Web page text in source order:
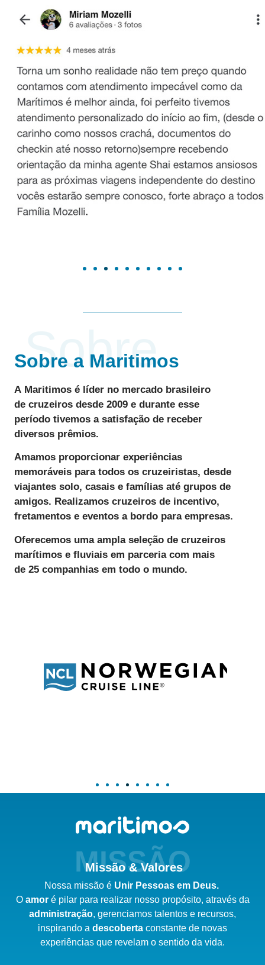
Sobre
Sobre a Maritimos
A Maritimos é líder no mercado brasileiro
de cruzeiros desde 2009 e durante esse
período tivemos a satisfação de receber
diversos prêmios.
Amamos proporcionar experiências
memoráveis para todos os cruzeiristas, desde
viajantes solo, casais e famílias até grupos de
amigos. Realizamos cruzeiros de incentivo,
fretamentos e eventos a bordo para empresas.
Oferecemos uma ampla seleção de cruzeiros
marítimos e fluviais em parceria com mais
de 25 companhias em todo o mundo.
MISSÃO
Missão & Valores
Nossa missão é Unir Pessoas em Deus.
O amor é pilar para realizar nosso propósito, através da
administração, gerenciamos talentos e recursos,
inspirando a descoberta constante de novas
experiências que revelam o sentido da vida.